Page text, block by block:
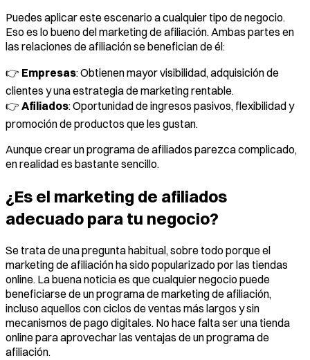
Puedes aplicar este escenario a cualquier tipo de negocio.
Eso es lo bueno del marketing de afiliación. Ambas partes en
las relaciones de afiliación se benefician de él:
👉 Empresas: Obtienen mayor visibilidad, adquisición de
clientes y una estrategia de marketing rentable.
👉 Afiliados: Oportunidad de ingresos pasivos, flexibilidad y
promoción de productos que les gustan.
Aunque crear un programa de afiliados parezca complicado,
en realidad es bastante sencillo.
¿Es el marketing de afiliados
adecuado para tu negocio?
Se trata de una pregunta habitual, sobre todo porque el
marketing de afiliación ha sido popularizado por las tiendas
online. La buena noticia es que cualquier negocio puede
beneficiarse de un programa de marketing de afiliación,
incluso aquellos con ciclos de ventas más largos y sin
mecanismos de pago digitales. No hace falta ser una tienda
online para aprovechar las ventajas de un programa de
afiliación.